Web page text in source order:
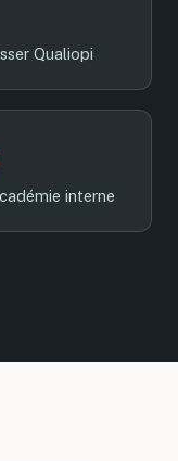
Qualiopi
interne